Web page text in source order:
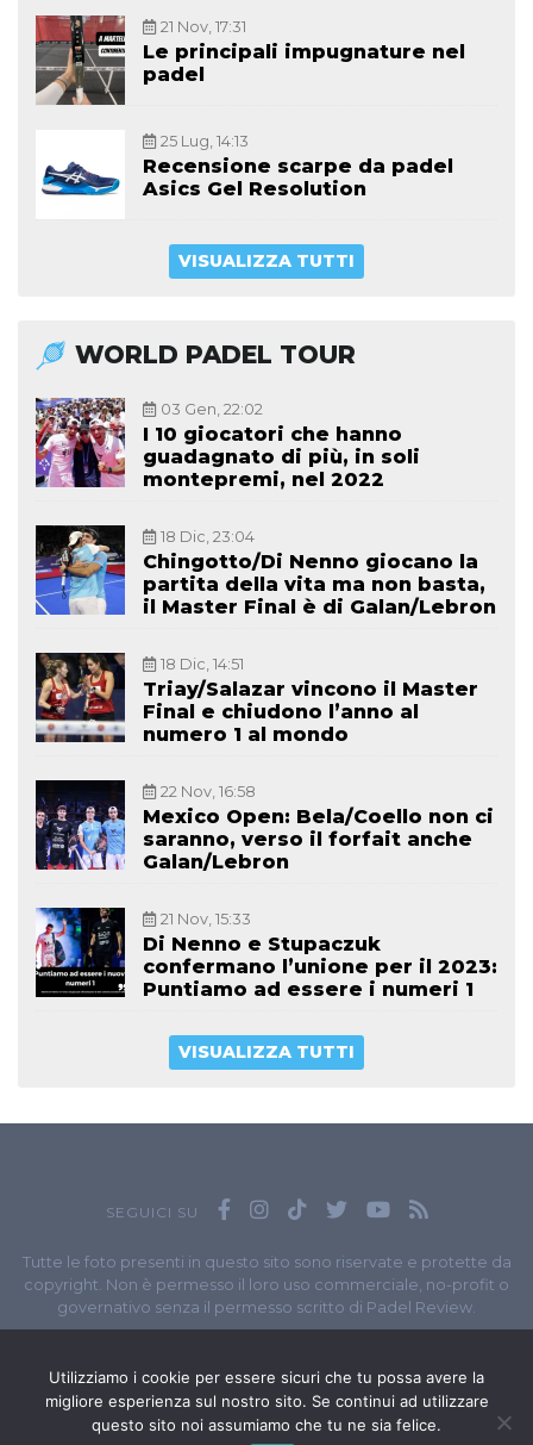
21 Nov, 17:31
Le principali impugnature nel
padel
25 Lug, 14:13
Recensione scarpe da padel
Asics Gel Resolution
VISUALIZZA TUTTI
WORLD PADEL TOUR
03 Gen, 22:02
I 10 giocatori che hanno
guadagnato di più, in soli
montepremi, nel 2022
18 Dic, 23:04
Chingotto/Di Nenno giocano la
partita della vita ma non basta,
il Master Final è di Galan/Lebron
18 Dic, 14:51
Triay/Salazar vincono il Master
Final e chiudono l’anno al
numero 1 al mondo
22 Nov, 16:58
Mexico Open: Bela/Coello non ci
saranno, verso il forfait anche
Galan/Lebron
21 Nov, 15:33
Di Nenno e Stupaczuk
confermano l’unione per il 2023:
Puntiamo ad essere i numeri 1
VISUALIZZA TUTTI
SEGUICI SU
Tutte le foto presenti in questo sito sono riservate e protette da
copyright. Non è permesso il loro uso commerciale, no-profit o
governativo senza il permesso scritto di Padel Review.
// P.I. 11965351007
© Copyright 2020-2026 // Web Developer
Utilizziamo i cookie per essere sicuri che tu possa avere la
migliore esperienza sul nostro sito. Se continui ad utilizzare
questo sito noi assumiamo che tu ne sia felice.